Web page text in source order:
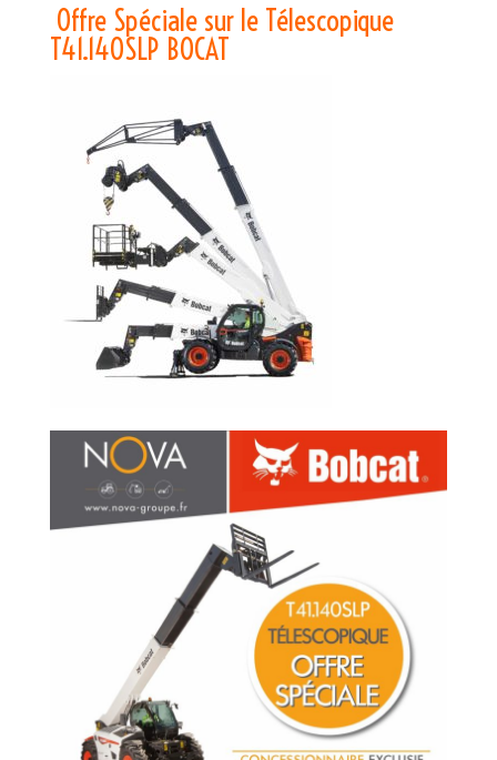
Offre Spéciale sur le Télescopique
T41.140SLP BOCAT